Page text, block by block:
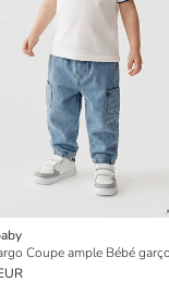
Coupe ample Bébé